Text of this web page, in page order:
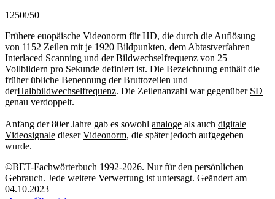
1250i/50
Frühere euopäische Videonorm fürHD, die durch die Auflösung
von 1152 Zeilen mit je 1920 Bildpunkten, dem Abtastverfahren
Interlaced Scanning und derBildwechselfrequenz von 25
Vollbildern pro Sekunde definiert ist. Die Bezeichnung enthält die
früher übliche Benennung derBruttozeilen und
derHalbbildwechselfrequenz. Die Zeilenanzahl war gegenüber SD
genau verdoppelt.
Anfang der 80er Jahre gab es sowohl analoge als auch digitale
Videosignale dieserVideonorm, die später jedoch aufgegeben
wurde.
©BET-Fachwörterbuch 1992-2026. Nur für den persönlichen
Gebrauch. Jede weitere Verwertung ist untersagt. Geändert am
04.10.2023